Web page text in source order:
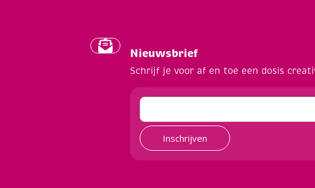
Nieuwsbrief
Schrijf je voor af en toe een dosis
Inschrijven